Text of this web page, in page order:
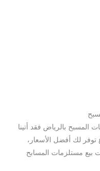
المسبح بالرياض فقد أتينا
توفر لك أفضل الأسعار،
بيع مستلزمات المسابح